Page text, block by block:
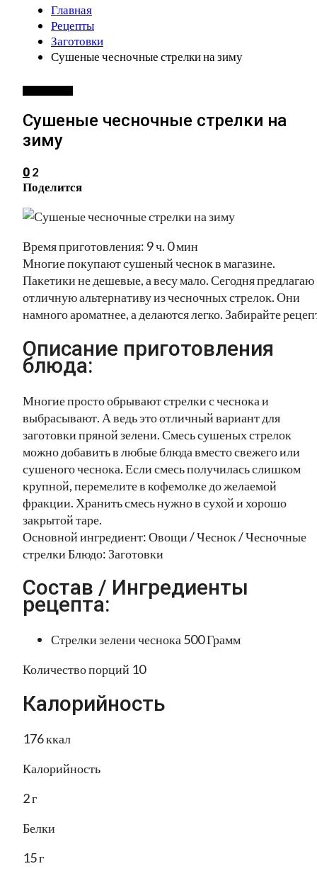
Главная
Рецепты
Заготовки
Сушеные чесночные стрелки на зиму
Сушеные чесночные стрелки на
зиму
0 2
Поделится
Время приготовления: 9 ч. 0 мин
Многие покупают сушеный чеснок в магазине.
Пакетики не дешевые, а весу мало. Сегодня предлагаю
отличную альтернативу из чесночных стрелок. Они
намного ароматнее, а делаются легко. Забирайте
Описание приготовления
блюда:
Многие просто обрывают стрелки с чеснока и
выбрасывают. А ведь это отличный вариант для
заготовки пряной зелени. Смесь сушеных стрелок
можно добавить в любые блюда вместо свежего или
сушеного чеснока. Если смесь получилась слишком
крупной, перемелите в кофемолке до желаемой
фракции. Хранить смесь нужно в сухой и хорошо
закрытой таре.
Основной ингредиент: Овощи / Чеснок / Чесночные
стрелки Блюдо: Заготовки
Состав / Ингредиенты
рецепта:
Стрелки зелени чеснока 500 Грамм
Количество порций 10
Калорийность
176 ккал
Калорийность
2 г
Белки
15 г